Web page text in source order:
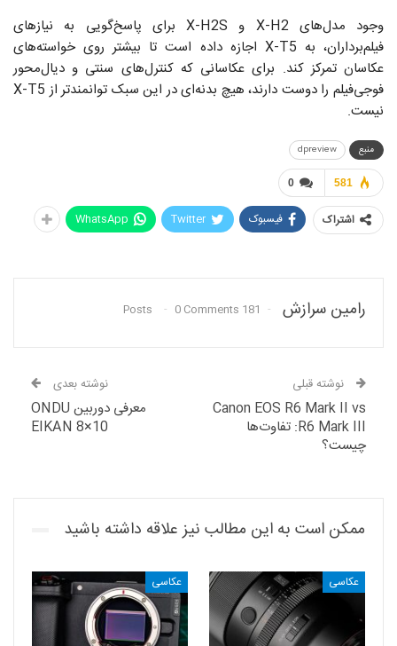
وجود مدل‌های X-H2 و X-H2S برای پاسخ‌گویی به نیازهای
فیلم‌برداران، به X-T5 اجازه داده است تا بیشتر روی خواسته‌های
عکاسان تمرکز کند. برای عکاسانی که کنترل‌های سنتی و دیال‌محور
فوجی‌فیلم را دوست دارند، هیچ بدنه‌ای در این سبک توانمندتر از X-T5
نیست.
منبع dpreview
0 581
اشتراک فیسبوک Twitter
WhatsApp
رامین سرازش 181 Posts
0 Comments
نوشته قبلی
Canon EOS R6 Mark II vs
R6 Mark III: تفاوت‌ها
چیست؟
نوشته بعدی
معرفی دوربین ONDU
EIKAN 8×10
ممکن است به این مطالب نیز علاقه داشته باشید
عکاسی عکاسی